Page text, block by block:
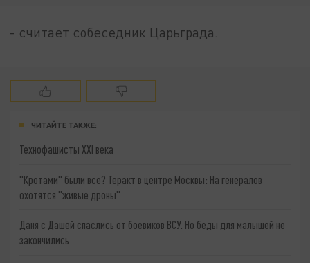
- считает собеседник Царьграда.
ЧИТАЙТЕ ТАКЖЕ:
Технофашисты XXI века
"Кротами" были все? Теракт в центре Москвы: На генералов
охотятся "живые дроны"
Даня с Дашей спаслись от боевиков ВСУ. Но беды для малышей не
закончились